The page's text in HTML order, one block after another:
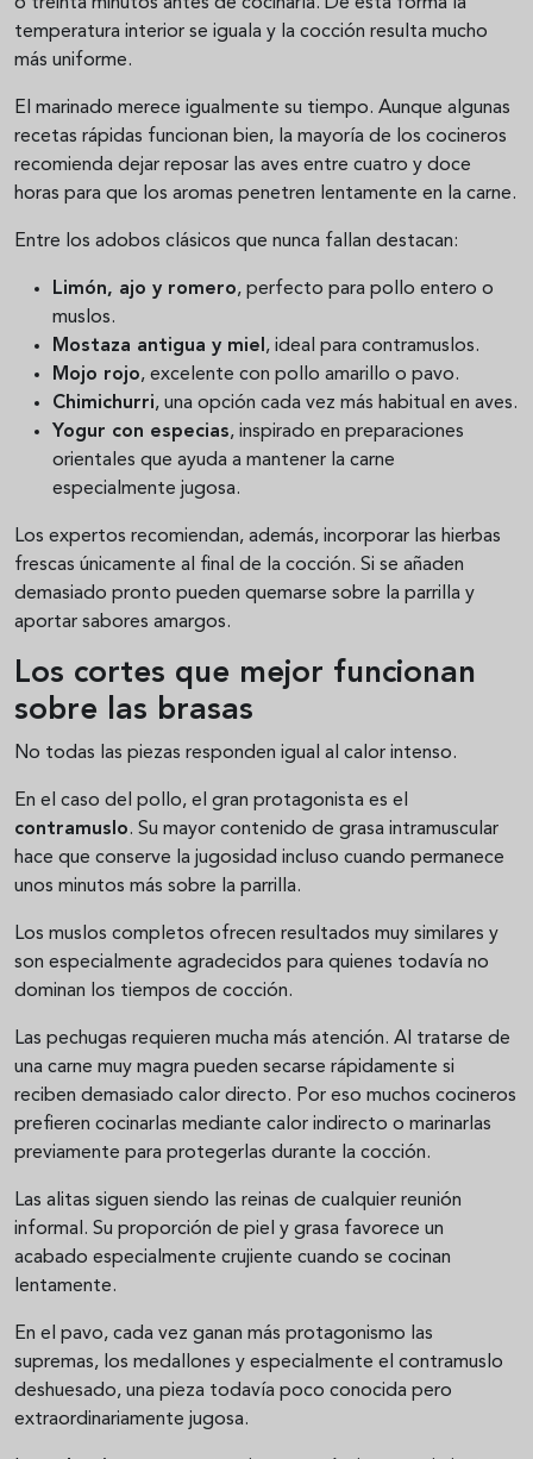
o treinta minutos antes de cocinarla. De esta forma la
temperatura interior se iguala y la cocción resulta mucho
más uniforme.
El marinado merece igualmente su tiempo. Aunque algunas
recetas rápidas funcionan bien, la mayoría de los cocineros
recomienda dejar reposar las aves entre cuatro y doce
horas para que los aromas penetren lentamente en la carne.
Entre los adobos clásicos que nunca fallan destacan:
Limón, ajo y romero, perfecto para pollo entero o
muslos.
Mostaza antigua y miel, ideal para contramuslos.
Mojo rojo, excelente con pollo amarillo o pavo.
Chimichurri, una opción cada vez más habitual en aves.
Yogur con especias, inspirado en preparaciones
orientales que ayuda a mantener la carne
especialmente jugosa.
Los expertos recomiendan, además, incorporar las hierbas
frescas únicamente al final de la cocción. Si se añaden
demasiado pronto pueden quemarse sobre la parrilla y
aportar sabores amargos.
Los cortes que mejor funcionan
sobre las brasas
No todas las piezas responden igual al calor intenso.
En el caso del pollo, el gran protagonista es el
contramuslo. Su mayor contenido de grasa intramuscular
hace que conserve la jugosidad incluso cuando permanece
unos minutos más sobre la parrilla.
Los muslos completos ofrecen resultados muy similares y
son especialmente agradecidos para quienes todavía no
dominan los tiempos de cocción.
Las pechugas requieren mucha más atención. Al tratarse de
una carne muy magra pueden secarse rápidamente si
reciben demasiado calor directo. Por eso muchos cocineros
prefieren cocinarlas mediante calor indirecto o marinarlas
previamente para protegerlas durante la cocción.
Las alitas siguen siendo las reinas de cualquier reunión
informal. Su proporción de piel y grasa favorece un
acabado especialmente crujiente cuando se cocinan
lentamente.
En el pavo, cada vez ganan más protagonismo las
supremas, los medallones y especialmente el contramuslo
deshuesado, una pieza todavía poco conocida pero
extraordinariamente jugosa.